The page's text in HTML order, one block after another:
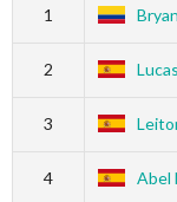
1
2
3
4 Abel